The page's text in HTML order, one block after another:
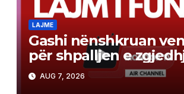
LAJME
Gashi nënshkruan
për shpalljen e
jashtëzakonshme për
të Komunës së
AUG 7, 2026